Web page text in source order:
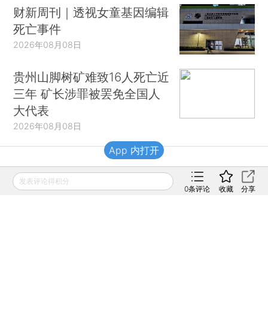
财新周刊｜透视女童基因编辑
死亡事件
2026年08月08日
贵州山脚树矿难致16人死亡近
三年 矿长涉罪被罢免全国人
大代表
2026年08月08日
财新移动
发表评论得积分
0条评论 收藏 分享
App 内打开